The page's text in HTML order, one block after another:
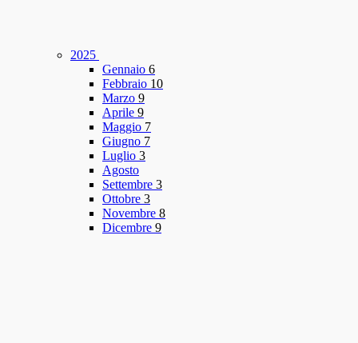
2025
Gennaio 6
Febbraio 10
Marzo 9
Aprile 9
Maggio 7
Giugno 7
Luglio 3
Agosto
Settembre 3
Ottobre 3
Novembre 8
Dicembre 9